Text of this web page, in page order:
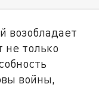
возобладает
не только
войны,